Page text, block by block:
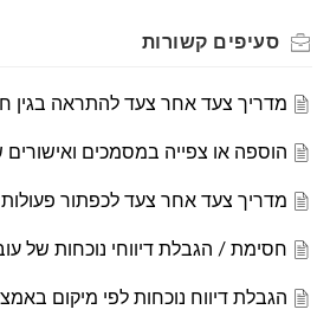
סעיפים קשורות
מדריך צעד אחר צעד להתראה בגין
הוספה או צפייה במסמכים
מדריך צעד אחר צעד לכפתור
חסימת / הגבלת דיווחי נוכחות של
הגבלת דיווח נוכחות לפי מיקום